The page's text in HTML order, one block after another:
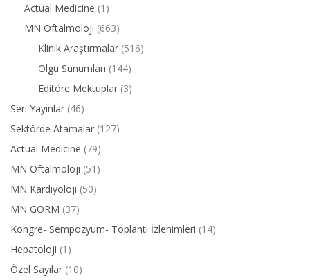
Actual Medicine (1)
MN Oftalmoloji (663)
Klinik Araştırmalar (516)
Olgu Sunumları (144)
Editöre Mektuplar (3)
Seri Yayınlar (46)
Sektörde Atamalar (127)
Actual Medicine (79)
MN Oftalmoloji (51)
MN Kardiyoloji (50)
MN GORM (37)
Kongre- Sempozyum- Toplantı İzlenimleri (14)
Hepatoloji (1)
Özel Sayılar (10)